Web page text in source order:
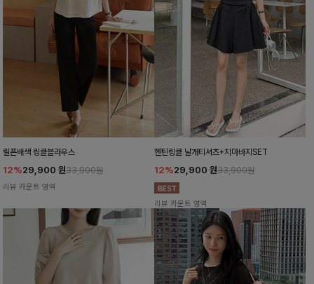
릴픈배색 링클블라우스
12%29,900 원33,900원
리뷰 카운트 영역
헨틴링클 날개티셔츠+치마바지SET
12%29,900 원33,900원
리뷰 카운트 영역